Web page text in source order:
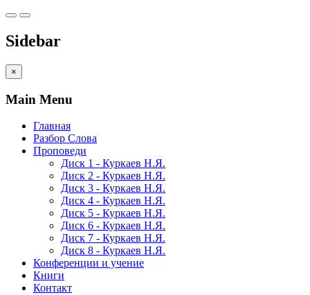
Sidebar
×
Main Menu
Главная
Разбор Слова
Проповеди
Диск 1 - Куркаев Н.Я.
Диск 2 - Куркаев Н.Я.
Диск 3 - Куркаев Н.Я.
Диск 4 - Куркаев Н.Я.
Диск 5 - Куркаев Н.Я.
Диск 6 - Куркаев Н.Я.
Диск 7 - Куркаев Н.Я.
Диск 8 - Куркаев Н.Я.
Конференции и учение
Книги
Контакт